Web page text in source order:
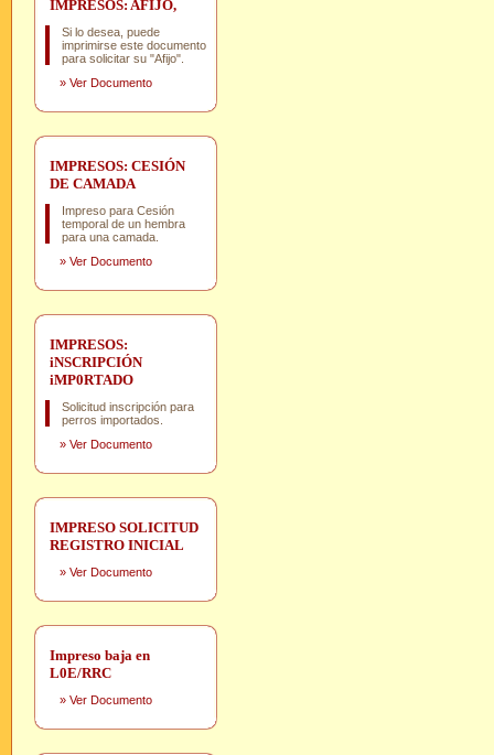
IMPRESOS: AFIJO,
Si lo desea, puede
imprimirse este documento
para solicitar su "Afijo".
» Ver Documento
IMPRESOS: CESIÓN
DE CAMADA
Impreso para Cesión
temporal de un hembra
para una camada.
» Ver Documento
IMPRESOS:
iNSCRIPCIÓN
iMP0RTADO
Solicitud inscripción para
perros importados.
» Ver Documento
IMPRESO SOLICITUD
REGISTRO INICIAL
» Ver Documento
Impreso baja en
L0E/RRC
» Ver Documento